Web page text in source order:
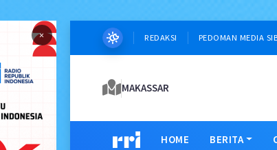
× REDAKSI PEDOMAN MEDIA
MAKASSAR
HOME BERITA